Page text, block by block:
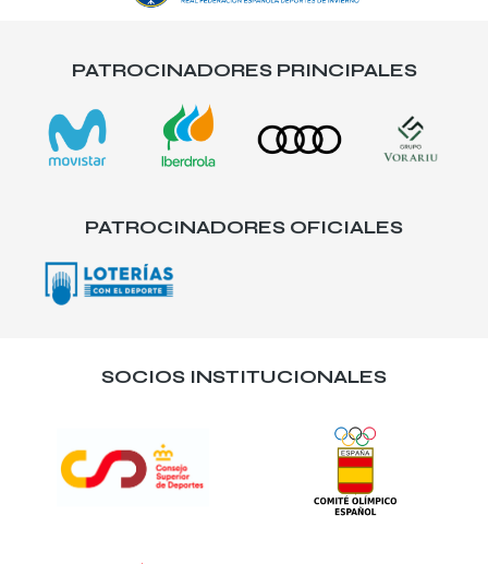
PATROCINADORES PRINCIPALES
PATROCINADORES OFICIALES
SOCIOS INSTITUCIONALES